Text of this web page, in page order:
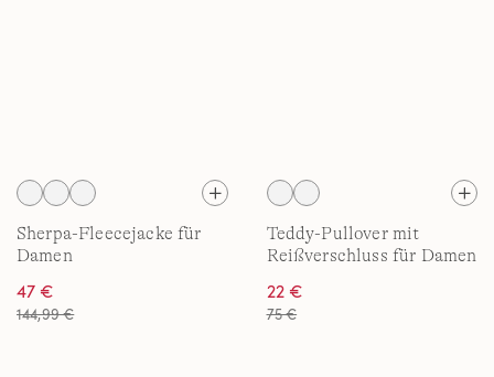
Sherpa-Fleecejacke für
Damen
47 €
144,99 €
Teddy-Pullover mit
Reißverschluss für Damen
22 €
75 €